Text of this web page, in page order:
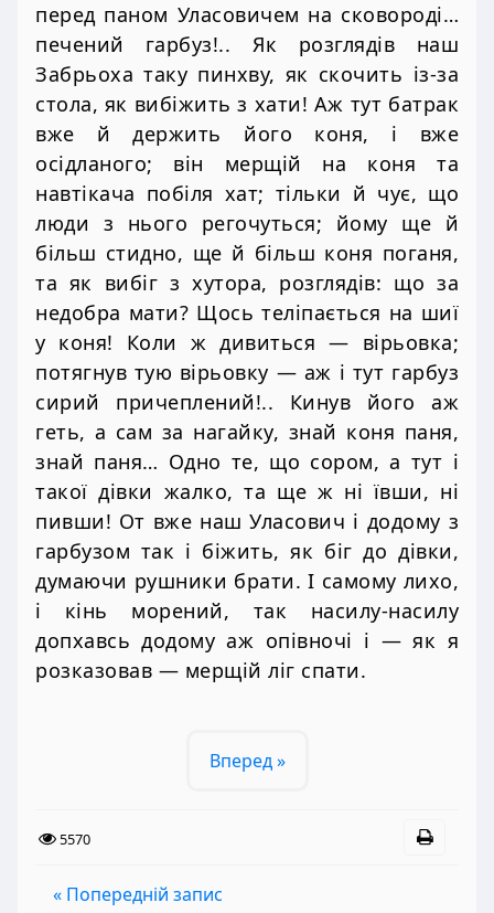
перед паном Уласовичем на сковороді…
печений гарбуз!.. Як розглядів наш
Забрьоха таку пинхву, як скочить із-за
стола, як вибіжить з хати! Аж тут батрак
вже й держить його коня, і вже
осідланого; він мерщій на коня та
навтікача побіля хат; тільки й чує, що
люди з нього регочуться; йому ще й
більш стидно, ще й більш коня поганя,
та як вибіг з хутора, розглядів: що за
недобра мати? Щось теліпається на шиї
у коня! Коли ж дивиться — вірьовка;
потягнув тую вірьовку — аж і тут гарбуз
сирий причеплений!.. Кинув його аж
геть, а сам за нагайку, знай коня паня,
знай паня… Одно те, що сором, а тут і
такої дівки жалко, та ще ж ні ївши, ні
пивши! От вже наш Уласович і додому з
гарбузом так і біжить, як біг до дівки,
думаючи рушники брати. І самому лихо,
і кінь морений, так насилу-насилу
допхавсь додому аж опівночі і — як я
розказовав — мерщій ліг спати.
Вперед »
5570
« Попередній запис